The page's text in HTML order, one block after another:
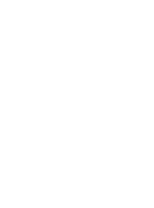
diferentes de contenedores
versátiles para productos
de etiquetas y la capacidad de
también es una de las
durante el proceso de
y ofrece mucha más
rotación, se dispensa una etiqueta
del producto debido al movimiento